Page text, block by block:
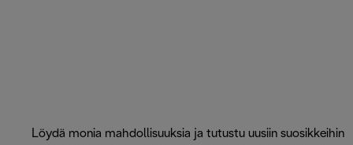
Löydä monia mahdollisuuksia ja tutustu uusiin suosikkeihin